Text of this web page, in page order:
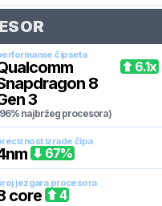
čipseta
8
3
najbržeg procesora)
6.1x
izrade čipa
nm 67%
jezgara procesora
core 4